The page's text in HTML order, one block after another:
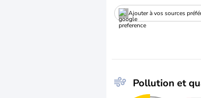
Ajouter à vos sources
Pollution et